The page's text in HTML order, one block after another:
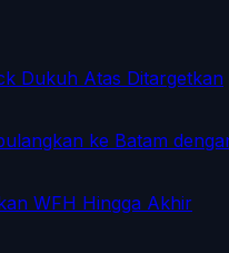
Dukuh Atas Ditargetkan
ke Batam
WFH Hingga Akhir